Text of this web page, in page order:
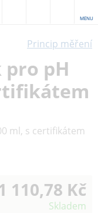
MENU
Princip měření
pH
110,78 Kč
Skladem